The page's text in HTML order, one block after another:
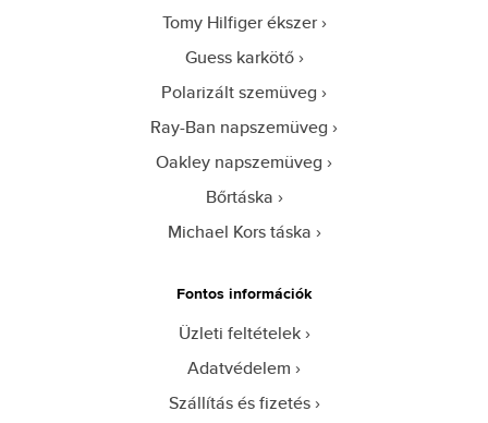
Tomy Hilfiger ékszer
Guess karkötő
Polarizált szemüveg
Ray-Ban napszemüveg
Oakley napszemüveg
Bőrtáska
Michael Kors táska
Fontos információk
Üzleti feltételek
Adatvédelem
Szállítás és fizetés